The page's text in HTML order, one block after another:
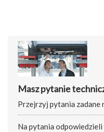
Masz pytanie
Przejrzyj pytania zadane
Na pytania